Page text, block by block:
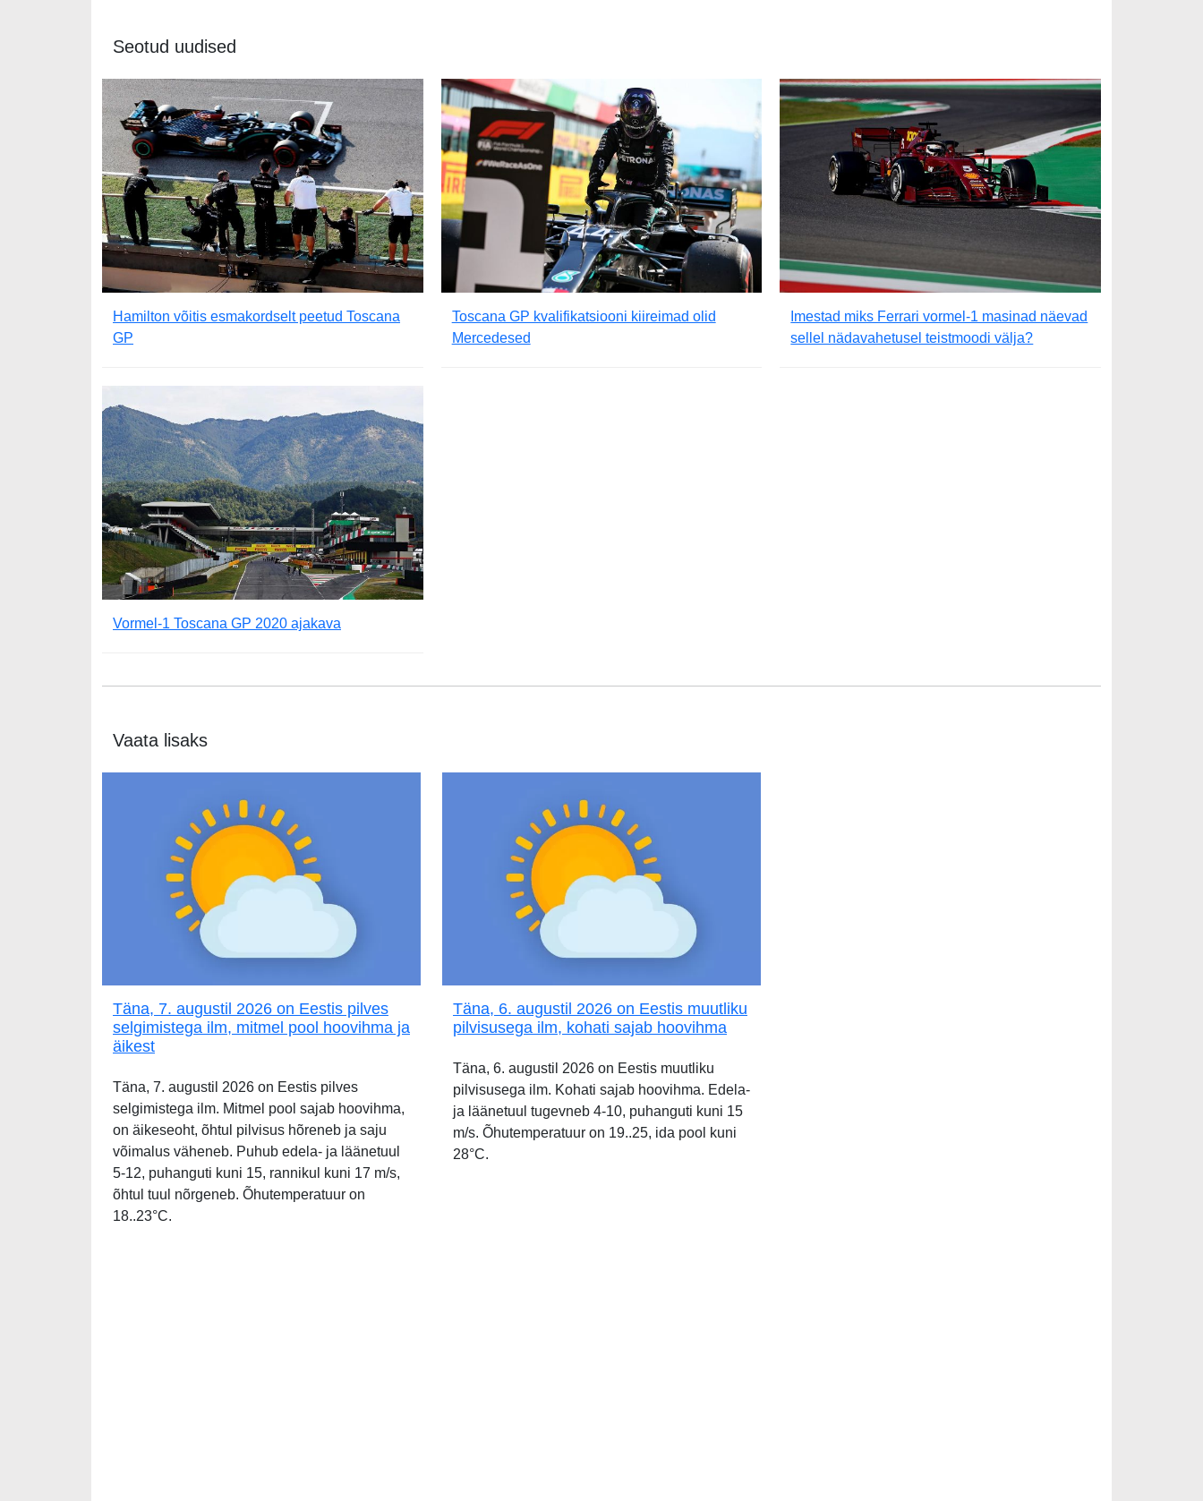
Seotud uudised
Hamilton võitis esmakordselt peetud Toscana
GP
Toscana GP kvalifikatsiooni kiireimad olid
Mercedesed
Imestad miks Ferrari vormel-1 masinad näevad
sellel nädavahetusel teistmoodi välja?
Vormel-1 Toscana GP 2020 ajakava
Vaata lisaks
Täna, 7. augustil 2026 on Eestis pilves
selgimistega ilm, mitmel pool hoovihma ja
äikest
Täna, 7. augustil 2026 on Eestis pilves
selgimistega ilm. Mitmel pool sajab hoovihma,
on äikeseoht, õhtul pilvisus hõreneb ja saju
võimalus väheneb. Puhub edela- ja läänetuul
5-12, puhanguti kuni 15, rannikul kuni 17 m/s,
õhtul tuul nõrgeneb. Õhutemperatuur on
18..23°C.
Täna, 6. augustil 2026 on Eestis muutliku
pilvisusega ilm, kohati sajab hoovihma
Täna, 6. augustil 2026 on Eestis muutliku
pilvisusega ilm. Kohati sajab hoovihma. Edela-
ja läänetuul tugevneb 4-10, puhanguti kuni 15
m/s. Õhutemperatuur on 19..25, ida pool kuni
28°C.